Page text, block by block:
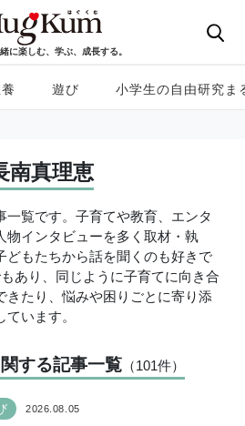
に楽しむ、学ぶ、成長する。
遊び 小学生の自由研究ま
南真理恵
一覧です。子育てや教育、エンタ
物インタビューを多く取材・執
どもたちから話を聞くのも好きで
あり、同じように子育てに向き合
きたり、悩みや困りごとに寄り添
います。
する記事一覧 （101件）
2026.08.05